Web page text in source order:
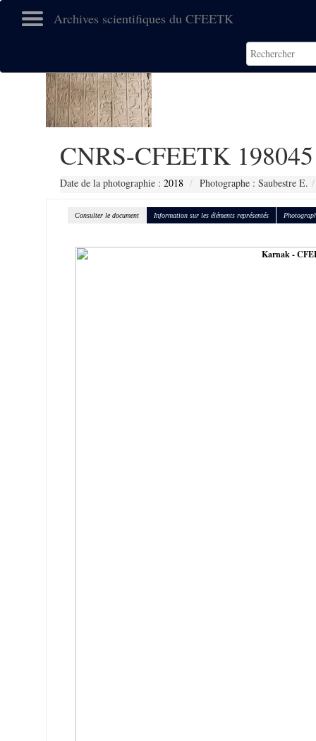
Archives scientifiques du CFEETK
CNRS-CFEETK 198045
Date de la photographie : 2018 Photographe : Saubestre E.
Consulter le document Information sur les éléments représentés